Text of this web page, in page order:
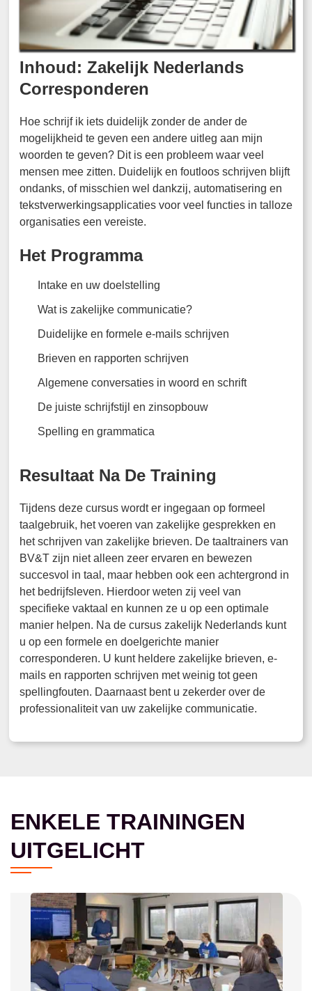
Inhoud: Zakelijk Nederlands
Corresponderen
Hoe schrijf ik iets duidelijk zonder de ander de
mogelijkheid te geven een andere uitleg aan mijn
woorden te geven? Dit is een probleem waar veel
mensen mee zitten. Duidelijk en foutloos schrijven blijft
ondanks, of misschien wel dankzij, automatisering en
tekstverwerkingsapplicaties voor veel functies in talloze
organisaties een vereiste.
Het Programma
Intake en uw doelstelling
Wat is zakelijke communicatie?
Duidelijke en formele e-mails schrijven
Brieven en rapporten schrijven
Algemene conversaties in woord en schrift
De juiste schrijfstijl en zinsopbouw
Spelling en grammatica
Resultaat Na De Training
Tijdens deze cursus wordt er ingegaan op formeel
taalgebruik, het voeren van zakelijke gesprekken en
het schrijven van zakelijke brieven. De taaltrainers van
BV&T zijn niet alleen zeer ervaren en bewezen
succesvol in taal, maar hebben ook een achtergrond in
het bedrijfsleven. Hierdoor weten zij veel van
specifieke vaktaal en kunnen ze u op een optimale
manier helpen. Na de cursus zakelijk Nederlands kunt
u op een formele en doelgerichte manier
corresponderen. U kunt heldere zakelijke brieven, e-
mails en rapporten schrijven met weinig tot geen
spellingfouten. Daarnaast bent u zekerder over de
professionaliteit van uw zakelijke communicatie.
ENKELE TRAININGEN
UITGELICHT